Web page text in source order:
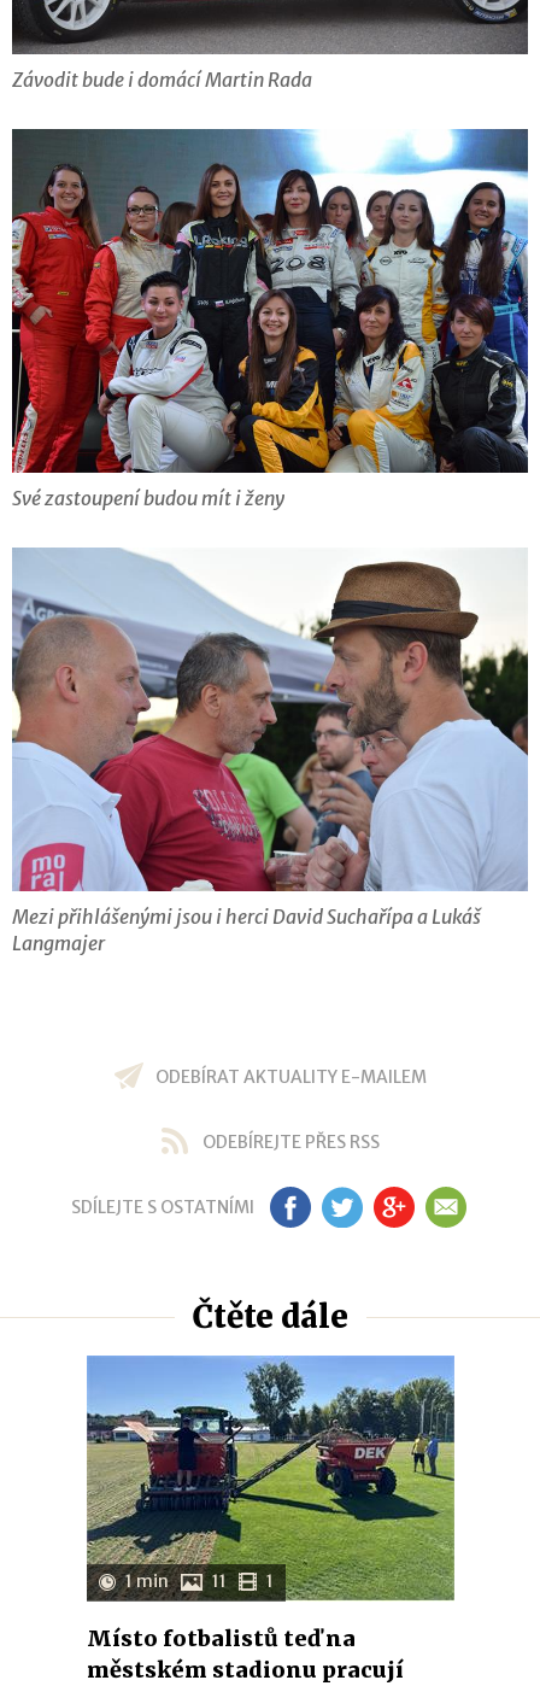
Závodit bude i domácí Martin Rada
Své zastoupení budou mít i ženy
Mezi přihlášenými jsou i herci David Suchařípa a Lukáš
Langmajer
ODEBÍRAT AKTUALITY E-MAILEM
ODEBÍREJTE PŘES RSS
SDÍLEJTE S OSTATNÍMI FB TW GP EM
Čtěte dále
1 min 11 1
Místo fotbalistů teď na
městském stadionu pracují